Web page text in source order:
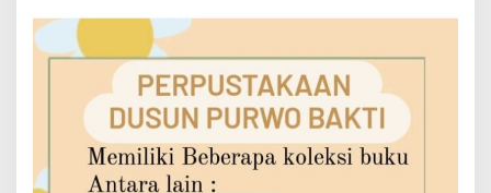
a
r
b
u
k
u
m